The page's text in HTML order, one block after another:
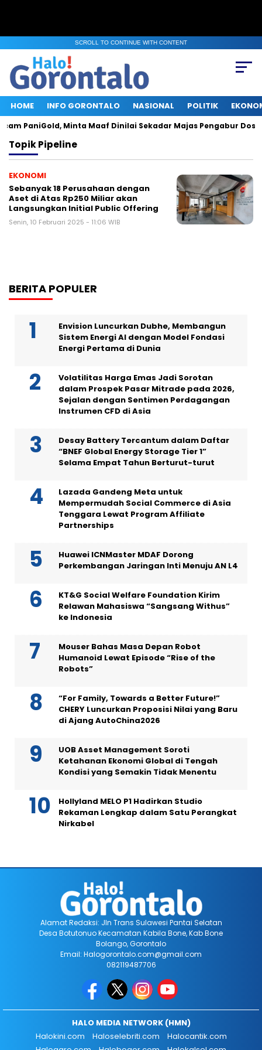
SCROLL TO CONTINUE WITH CONTENT
HOME INFO GORONTALO NASIONAL POLITIK
PaniGold, Minta Maaf Dinilai Sekadar Majas Pengabur Dosa
TopikPipeline
EKONOMI
Sebanyak 18 Perusahaan dengan
Aset di Atas Rp250 Miliar akan
Langsungkan Initial Public Offering
Senin, 10 Februari 2025 - 11:06 WIB
BERITA POPULER
Envision Luncurkan Dubhe, Membangun
Sistem Energi AI dengan Model Fondasi
Energi Pertama di Dunia
Volatilitas Harga Emas Jadi Sorotan
dalam Prospek Pasar Mitrade pada 2026,
Sejalan dengan Sentimen Perdagangan
Instrumen CFD di Asia
Desay Battery Tercantum dalam Daftar
“BNEF Global Energy Storage Tier 1”
Selama Empat Tahun Berturut-turut
Lazada Gandeng Meta untuk
Mempermudah Social Commerce di Asia
Tenggara Lewat Program Affiliate
Partnerships
Huawei ICNMaster MDAF Dorong
Perkembangan Jaringan Inti Menuju AN L4
KT&G Social Welfare Foundation Kirim
Relawan Mahasiswa “Sangsang Withus”
ke Indonesia
Mouser Bahas Masa Depan Robot
Humanoid Lewat Episode “Rise of the
Robots”
“For Family, Towards a Better Future!”
CHERY Luncurkan Proposisi Nilai yang Baru
di Ajang AutoChina2026
UOB Asset Management Soroti
Ketahanan Ekonomi Global di Tengah
Kondisi yang Semakin Tidak Menentu
Hollyland MELO P1 Hadirkan Studio
Rekaman Lengkap dalam Satu Perangkat
Nirkabel
Alamat Redaksi: Jln Trans Sulawesi Pantai Selatan
Desa Botutonuo Kecamatan Kabila Bone, Kab Bone
Bolango, Gorontalo
Email: Halogorontalo.com@gmail.com
082119487706
HALO MEDIA NETWORK (HMN)
Halokini.com
Haloselebriti.com
Halocantik.com